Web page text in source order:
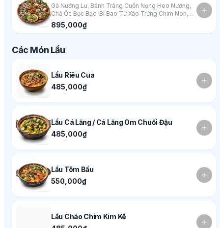
Gà Nướng Lu, Bánh Tráng Cuốn Nọng Heo Nướng,
Chả Ốc Bọc Bạc, Bí Bao Tử Xào Trứng Chim Non,
Xôi Chim Câu
895,000₫
Các Món Lẩu
Lẩu Riêu Cua
485,000₫
Lẩu Cá Lăng / Cá Lăng Om Chuối Đậu
485,000₫
Lẩu Tôm Bầu
550,000₫
Lẩu Cháo Chim Kim Kê